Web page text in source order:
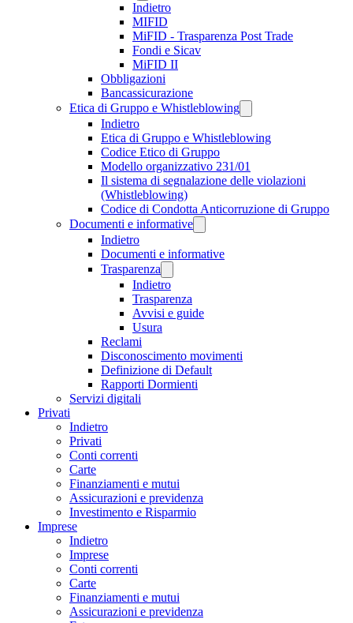
Indietro
MIFID
MiFID - Trasparenza Post Trade
Fondi e Sicav
MiFID II
Obbligazioni
Bancassicurazione
Etica di Gruppo e Whistleblowing
Indietro
Etica di Gruppo e Whistleblowing
Codice Etico di Gruppo
Modello organizzativo 231/01
Il sistema di segnalazione delle violazioni
(Whistleblowing)
Codice di Condotta Anticorruzione di Gruppo
Documenti e informative
Indietro
Documenti e informative
Trasparenza
Indietro
Trasparenza
Avvisi e guide
Usura
Reclami
Disconoscimento movimenti
Definizione di Default
Rapporti Dormienti
Servizi digitali
Privati
Indietro
Privati
Conti correnti
Carte
Finanziamenti e mutui
Assicurazioni e previdenza
Investimento e Risparmio
Imprese
Indietro
Imprese
Conti correnti
Carte
Finanziamenti e mutui
Assicurazioni e previdenza